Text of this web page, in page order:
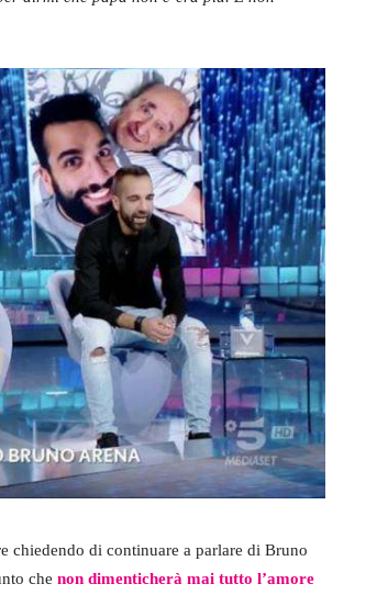
chiedendo di continuare a parlare di Bruno
che non dimenticherà mai tutto l’amore